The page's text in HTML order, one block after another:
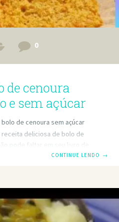
0
de cenoura
e sem açúcar
de cenoura sem açúcar
deliciosa de bolo de
pode faltar em seu livro de
fácil de fazer, é econômico e
de receitas saudáveis, fáceis e
de cenoura sem açúcar 🌟
CONTINUE LENDO →